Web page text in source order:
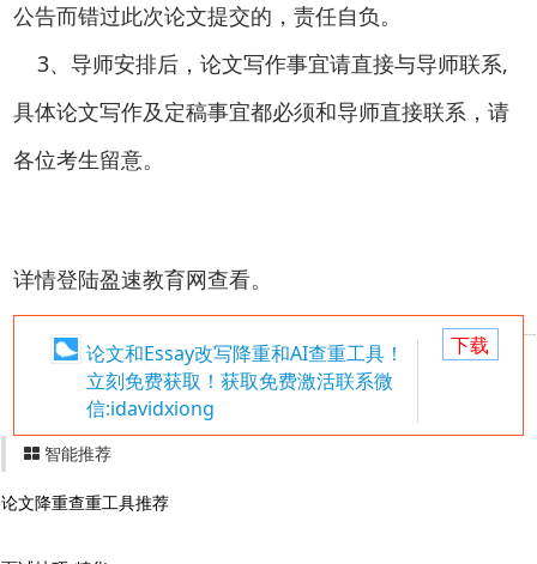
公告而错过此次论文提交的，责任自负。
3、导师安排后，论文写作事宜请直接与导师联系,
具体论文写作及定稿事宜都必须和导师直接联系，请
各位考生留意。
详情登陆盈速教育网查看。
论文和Essay改写降重和AI查重工具！
立刻免费获取！获取免费激活联系微
信:idavidxiong
下载
智能推荐
论文降重查重工具推荐